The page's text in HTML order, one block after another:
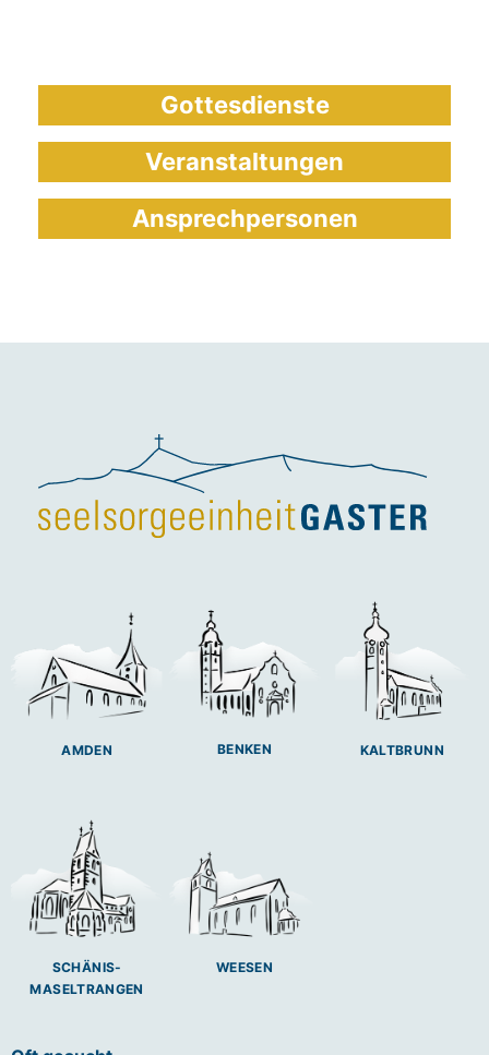
Gottesdienste
Veranstaltungen
Ansprechpersonen
AMDEN BENKEN KALTBRUNN
SCHÄNIS-
MASELTRANGEN
WEESEN